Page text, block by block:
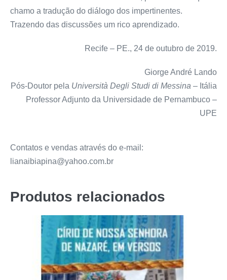
chamo a tradução do diálogo dos impertinentes.
Trazendo das discussões um rico aprendizado.
Recife – PE., 24 de outubro de 2019.
Giorge André Lando
Pós-Doutor pela Università Degli Studi di Messina – Itália
Professor Adjunto da Universidade de Pernambuco –
UPE
Contatos e vendas através do e-mail:
lianaibiapina@yahoo.com.br
Produtos relacionados